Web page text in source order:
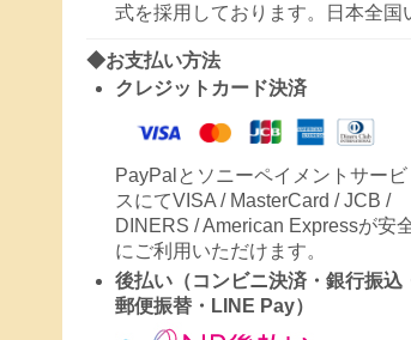
式を採用しております。日本全国
◆お支払い方法
クレジットカード決済
PayPalとソニーペイメントサービ
スにてVISA / MasterCard / JCB /
DINERS / American Expressが安
にご利用いただけます。
後払い（コンビニ決済・銀行振込
郵便振替・LINE Pay）